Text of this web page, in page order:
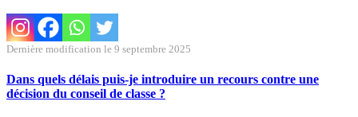
Dernière modification le 9 septembre 2025
Dans quels délais puis-je introduire un recours contre une
décision du conseil de classe ?